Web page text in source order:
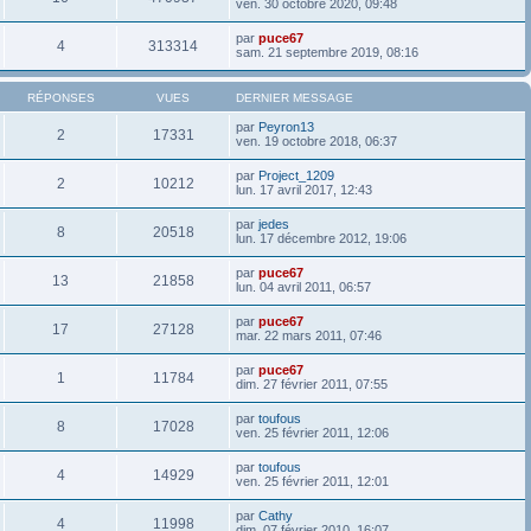
ven. 30 octobre 2020, 09:48
4 313314 par puce67
sam. 21 septembre 2019, 08:16
RÉPONSES VUES DERNIER MESSAGE
2 17331 par Peyron13
ven. 19 octobre 2018, 06:37
2 10212 par Project_1209
lun. 17 avril 2017, 12:43
8 20518 par jedes
lun. 17 décembre 2012, 19:06
13 21858 par puce67
lun. 04 avril 2011, 06:57
17 27128 par puce67
mar. 22 mars 2011, 07:46
1 11784 par puce67
dim. 27 février 2011, 07:55
8 17028 par toufous
ven. 25 février 2011, 12:06
4 14929 par toufous
ven. 25 février 2011, 12:01
4 11998 par Cathy